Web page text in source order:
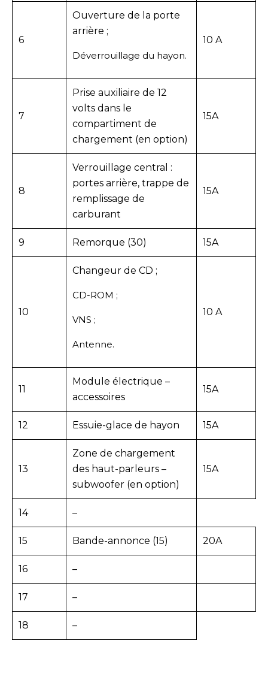
6
Ouverture de la porte
arrière ;
Déverrouillage du hayon.
10 A
7
Prise auxiliaire de 12
volts dans le
compartiment de
chargement (en option)
15A
8
Verrouillage central :
portes arrière, trappe de
remplissage de
carburant
15A
9 Remorque (30) 15A
10
Changeur de CD ;
CD-ROM ;
VNS ;
Antenne.
10 A
11
Module électrique –
accessoires
15A
12 Essuie-glace de hayon 15A
13
Zone de chargement
des haut-parleurs –
subwoofer (en option)
15A
14 –
15 Bande-annonce (15) 20A
16 –
17 –
18 –